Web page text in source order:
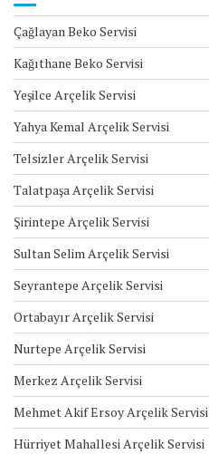
Çağlayan Beko Servisi
Kağıthane Beko Servisi
Yeşilce Arçelik Servisi
Yahya Kemal Arçelik Servisi
Telsizler Arçelik Servisi
Talatpaşa Arçelik Servisi
Şirintepe Arçelik Servisi
Sultan Selim Arçelik Servisi
Seyrantepe Arçelik Servisi
Ortabayır Arçelik Servisi
Nurtepe Arçelik Servisi
Merkez Arçelik Servisi
Mehmet Akif Ersoy Arçelik Servisi
Hürriyet Mahallesi Arçelik Servisi